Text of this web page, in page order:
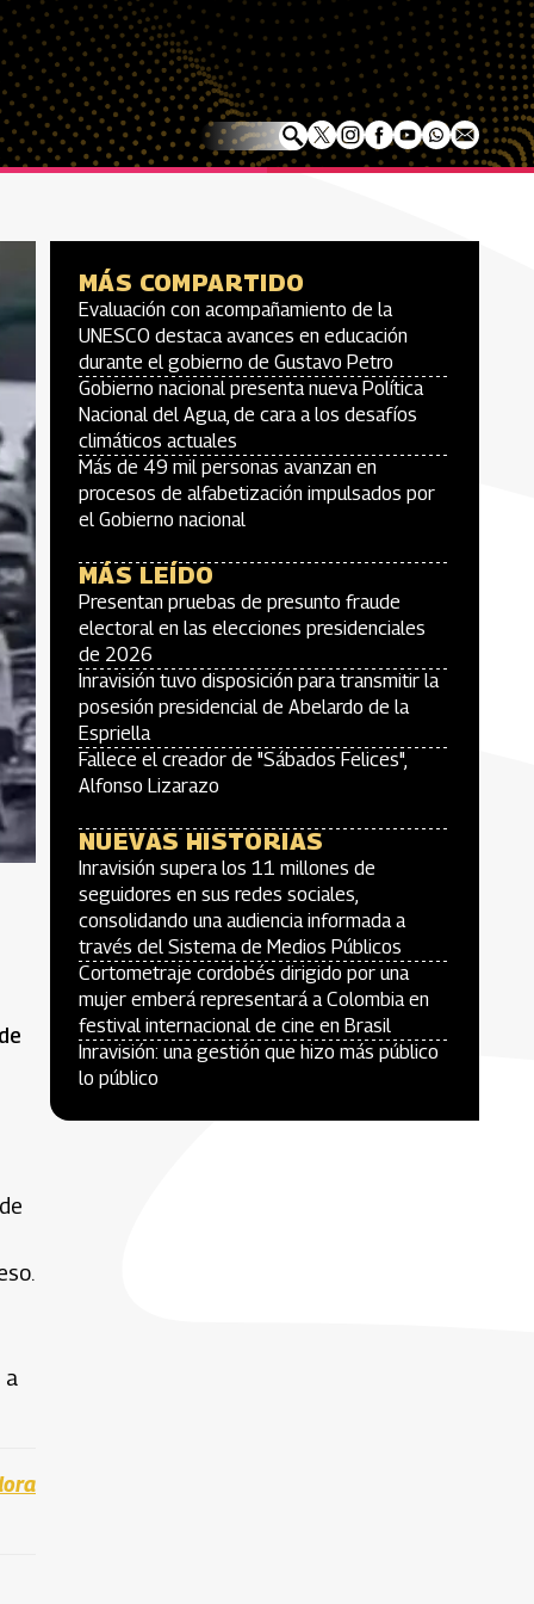
a
MÁS COMPARTIDO
Evaluación con acompañamiento de la
UNESCO destaca avances en educación
durante el gobierno de Gustavo Petro
Gobierno nacional presenta nueva Política
Nacional del Agua, de cara a los desafíos
climáticos actuales
Más de 49 mil personas avanzan en
procesos de alfabetización impulsados por
el Gobierno nacional
MÁS LEÍDO
Presentan pruebas de presunto fraude
electoral en las elecciones presidenciales
de 2026
Inravisión tuvo disposición para transmitir la
posesión presidencial de Abelardo de la
Espriella
Fallece el creador de "Sábados Felices",
Alfonso Lizarazo
NUEVAS HISTORIAS
Inravisión supera los 11 millones de
seguidores en sus redes sociales,
consolidando una audiencia informada a
través del Sistema de Medios Públicos
Cortometraje cordobés dirigido por una
mujer emberá representará a Colombia en
festival internacional de cine en Brasil
Inravisión: una gestión que hizo más público
lo público